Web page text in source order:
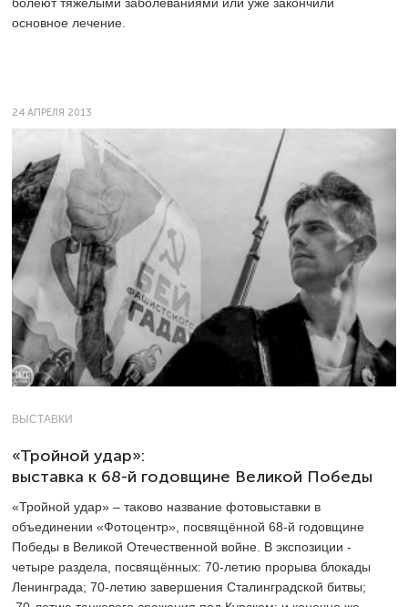
основное лечение.
24 АПРЕЛЯ 2013
ВЫСТАВКИ
«Тройной удар»:
выставка к 68-й годовщине Великой Победы
«Тройной удар» – таково название фотовыставки в
объединении «Фотоцентр», посвящённой 68-й годовщине
Победы в Великой Отечественной войне. В экспозиции -
четыре раздела, посвящённых: 70-летию прорыва блокады
Ленинграда; 70-летию завершения Сталинградской битвы;